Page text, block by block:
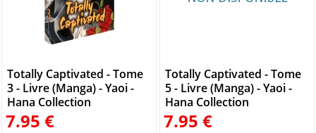
Totally Captivated - Tome
3 - Livre (Manga) - Yaoi -
Hana Collection
7.95 €
Totally Captivated - Tome
5 - Livre (Manga) - Yaoi -
Hana Collection
7.95 €